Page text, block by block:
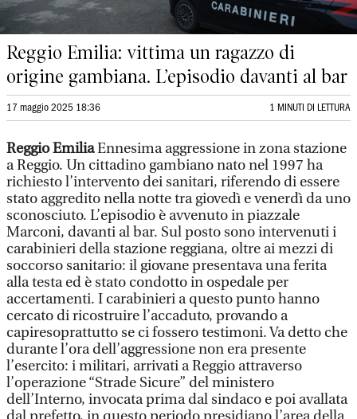
Reggio Emilia: vittima un ragazzo di
origine gambiana. L’episodio davanti al bar
17 maggio 2025 18:36 1 MINUTI DI LETTURA
Reggio EmiliaEnnesima aggressione in zona stazione
a Reggio. Un cittadino gambiano nato nel 1997 ha
richiesto l’intervento dei sanitari, riferendo di essere
stato aggredito nella notte tra giovedì e venerdì da uno
sconosciuto. L’episodio è avvenuto in piazzale
Marconi, davanti al bar. Sul posto sono intervenuti i
carabinieri della stazione reggiana, oltre ai mezzi di
soccorso sanitario: il giovane presentava una ferita
alla testa ed è stato condotto in ospedale per
accertamenti. I carabinieri a questo punto hanno
cercato di ricostruire l’accaduto, provando a
capiresoprattutto se ci fossero testimoni. Va detto che
durante l’ora dell’aggressione non era presente
l’esercito: i militari, arrivati a Reggio attraverso
l’operazione “Strade Sicure” del ministero
dell’Interno, invocata prima dal sindaco e poi avallata